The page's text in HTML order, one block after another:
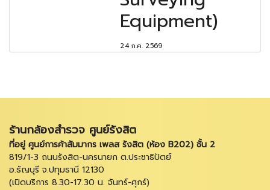
Equipment)
24 ก.ค. 2569
ร้านกล้องสำรวจ ศูนย์รังสิต
ที่อยู่ ศูนย์การค้าสัมมากร เพลส รังสิต (ห้อง B202) ชั้น 2
819/1-3 ถนนรังสิต-นครนายก ต.ประชาธิปัตย์
อ.ธัญบุรี จ.ปทุมธานี 12130
(เปิดบริการ 8.30-17.30 น. จันทร์-ศุกร์)